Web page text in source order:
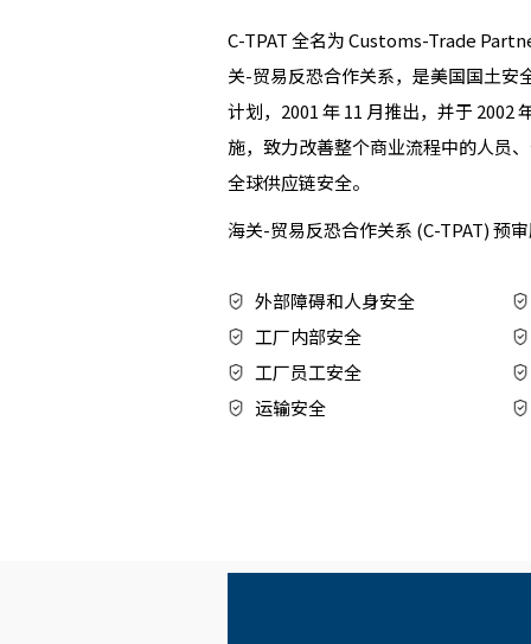
C-TPAT 全名为 Customs-Trade
关-贸易反恐合作关系，是美国国土安
计划，2001 年 11 月推出，并于 2002
施，致力改善整个商业流程中的人员
全球供应链安全。
海关-贸易反恐合作关系 (C-TPAT) 预
外部障碍和人身安全
工厂内部安全
工厂员工安全
运输安全